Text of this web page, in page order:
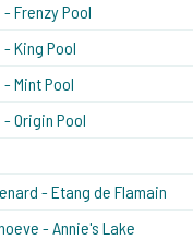
- Frenzy Pool
- King Pool
Mint Pool
- Origin Pool
- Etang de Flamain
- Annie's Lake